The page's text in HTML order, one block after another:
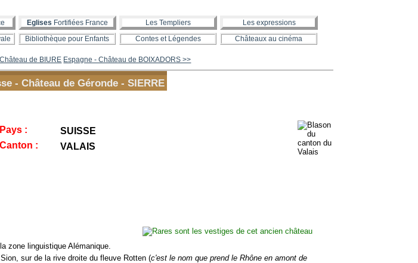
Eglises Fortifiées France Les Templiers
Les expressions
Bibliothèque pour Enfants Contes et Légendes Châteaux au cinéma
de BIURE Espagne - Château de BOIXADORS >>
- Château de Géronde - SIERRE
Pays :
SUISSE
Canton :
VALAIS
zone linguistique Alémanique.
sur de la rive droite du fleuve Rotten (c'est le nom que prend le Rhône en amont de